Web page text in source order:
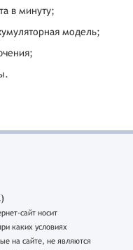
в минуту;
модель;
сайт носит
каких условиях
на сайте, не являются